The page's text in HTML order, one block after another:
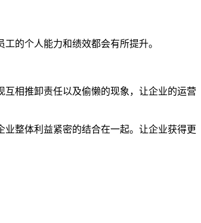
的个人能力和绩效都会有所提升。
相推卸责任以及偷懒的现象，让企业的运营
整体利益紧密的结合在一起。让企业获得更